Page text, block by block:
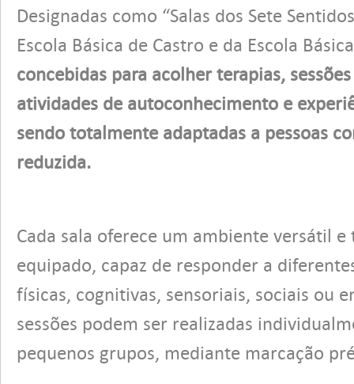
Designadas como “Salas dos Sete
Escola Básica de Castro e da Escola
concebidas para acolher terapias,
atividades de autoconhecimento e
sendo totalmente adaptadas a pessoas
reduzida.
Cada sala oferece um ambiente versátil
equipado, capaz de responder a
físicas, cognitivas, sensoriais, sociais ou
sessões podem ser realizadas
pequenos grupos, mediante marcação